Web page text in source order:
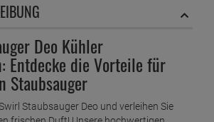
Deo Kühler
Entdecke die Vorteile für
Staubsauger
Staubsauger Deo und verleihen Sie